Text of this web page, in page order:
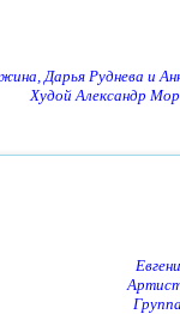
Дарья Руднева и
Худой Александр